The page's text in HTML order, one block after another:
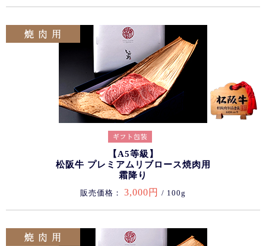
【A5等級】
松阪牛 プレミアムリブロース焼肉用
霜降り
販売価格： 3,000円 / 100g